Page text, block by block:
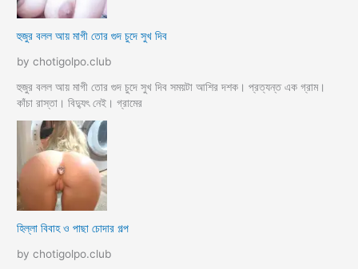
হুজুর বলল আয় মাগী তোর গুদ চুদে সুখ দিব
by chotigolpo.club
হুজুর বলল আয় মাগী তোর গুদ চুদে সুখ দিব সময়টা আশির দশক। প্রত্যন্ত এক গ্রাম।
কাঁচা রাস্তা। বিদ্যুৎ নেই। গ্রামের
হিল্লা বিবাহ ও পাছা চোদার গল্প
by chotigolpo.club